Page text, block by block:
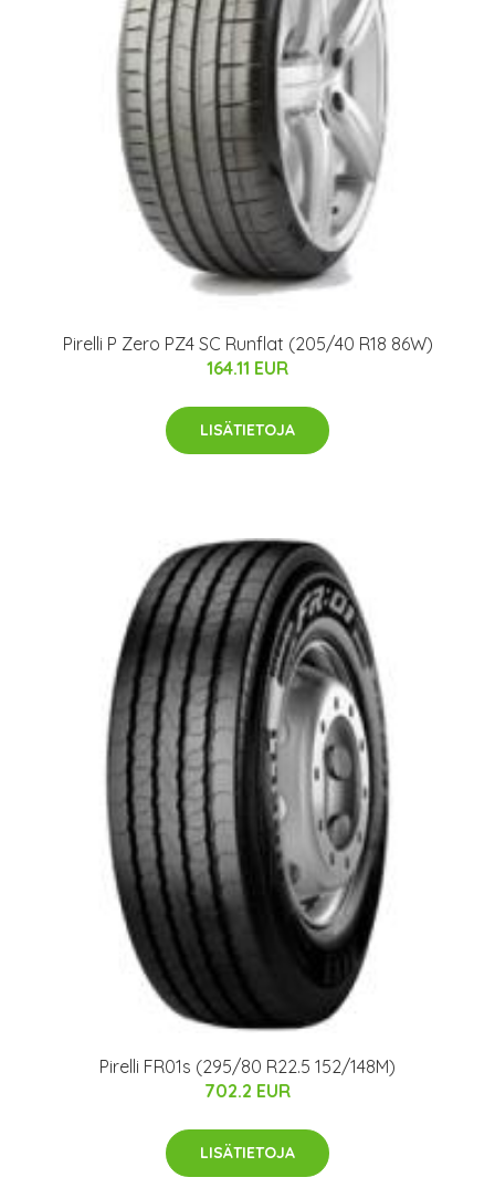
Pirelli P Zero PZ4 SC Runflat (205/40 R18 86W)
164.11 EUR
LISÄTIETOJA
Pirelli FR01s (295/80 R22.5 152/148M)
702.2 EUR
LISÄTIETOJA